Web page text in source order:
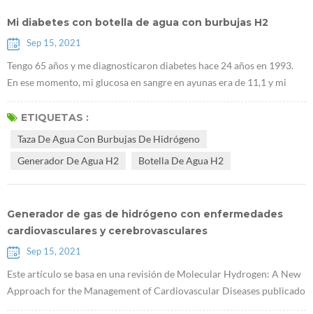
Mi diabetes con botella de agua con burbujas H2
Sep 15, 2021
Tengo 65 años y me diagnosticaron diabetes hace 24 años en 1993.
En ese momento, mi glucosa en sangre en ayunas era de 11,1 y mi
glucosa en sangre 2 horas después de las comidas era de 15,8. El
doctor me recetó dos medicinas, FENFORMINI CLORHIDRATO y D
que padece diab...
ETIQUETAS :
Taza De Agua Con Burbujas De Hidrógeno
Generador De Agua H2
Botella De Agua H2
Generador de gas de hidrógeno con enfermedades
cardiovasculares y cerebrovasculares
Sep 15, 2021
Este artículo se basa en una revisión de Molecular Hydrogen: A New
Approach for the Management of Cardiovascular Diseases publicado
en World Heart Journal por Viliam Mojto y otros de la Universidad